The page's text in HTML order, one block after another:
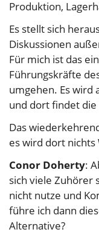
Produktion,
Es stellt sich
Diskussionen
Für mich ist das
Führungskräfte
umgehen. Es wird
und dort findet
Das
es wird dort
Conor Doherty:
sich viele Zuhörer
nicht nutze und
führe ich dann
Alternative?